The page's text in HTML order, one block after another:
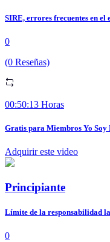
SIRE, errores frecuentes en el
0
(0 Reseñas)
00:50:13 Horas
Gratis para Miembros Yo
Adquirir este video
Principiante
Límite de la responsabilidad
0